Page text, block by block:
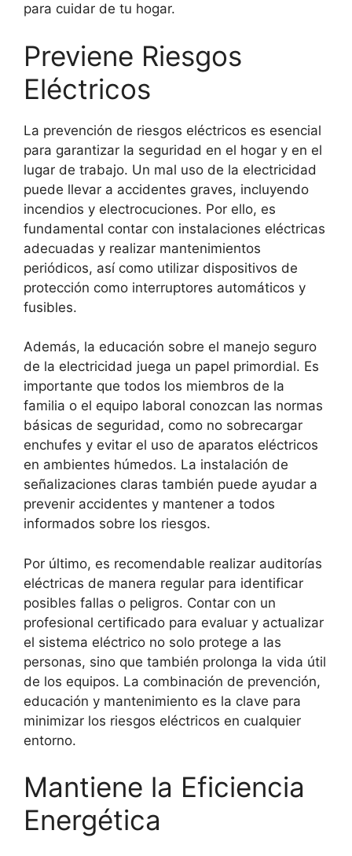
para cuidar de tu hogar.
Previene Riesgos
Eléctricos
La prevención de riesgos eléctricos es esencial
para garantizar la seguridad en el hogar y en el
lugar de trabajo. Un mal uso de la electricidad
puede llevar a accidentes graves, incluyendo
incendios y electrocuciones. Por ello, es
fundamental contar con instalaciones eléctricas
adecuadas y realizar mantenimientos
periódicos, así como utilizar dispositivos de
protección como interruptores automáticos y
fusibles.
Además, la educación sobre el manejo seguro
de la electricidad juega un papel primordial. Es
importante que todos los miembros de la
familia o el equipo laboral conozcan las normas
básicas de seguridad, como no sobrecargar
enchufes y evitar el uso de aparatos eléctricos
en ambientes húmedos. La instalación de
señalizaciones claras también puede ayudar a
prevenir accidentes y mantener a todos
informados sobre los riesgos.
Por último, es recomendable realizar auditorías
eléctricas de manera regular para identificar
posibles fallas o peligros. Contar con un
profesional certificado para evaluar y actualizar
el sistema eléctrico no solo protege a las
personas, sino que también prolonga la vida útil
de los equipos. La combinación de prevención,
educación y mantenimiento es la clave para
minimizar los riesgos eléctricos en cualquier
entorno.
Mantiene la Eficiencia
Energética